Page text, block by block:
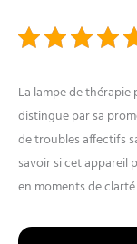
La lampe de
distingue par sa
de troubles affectifs
savoir si cet appareil
en moments de